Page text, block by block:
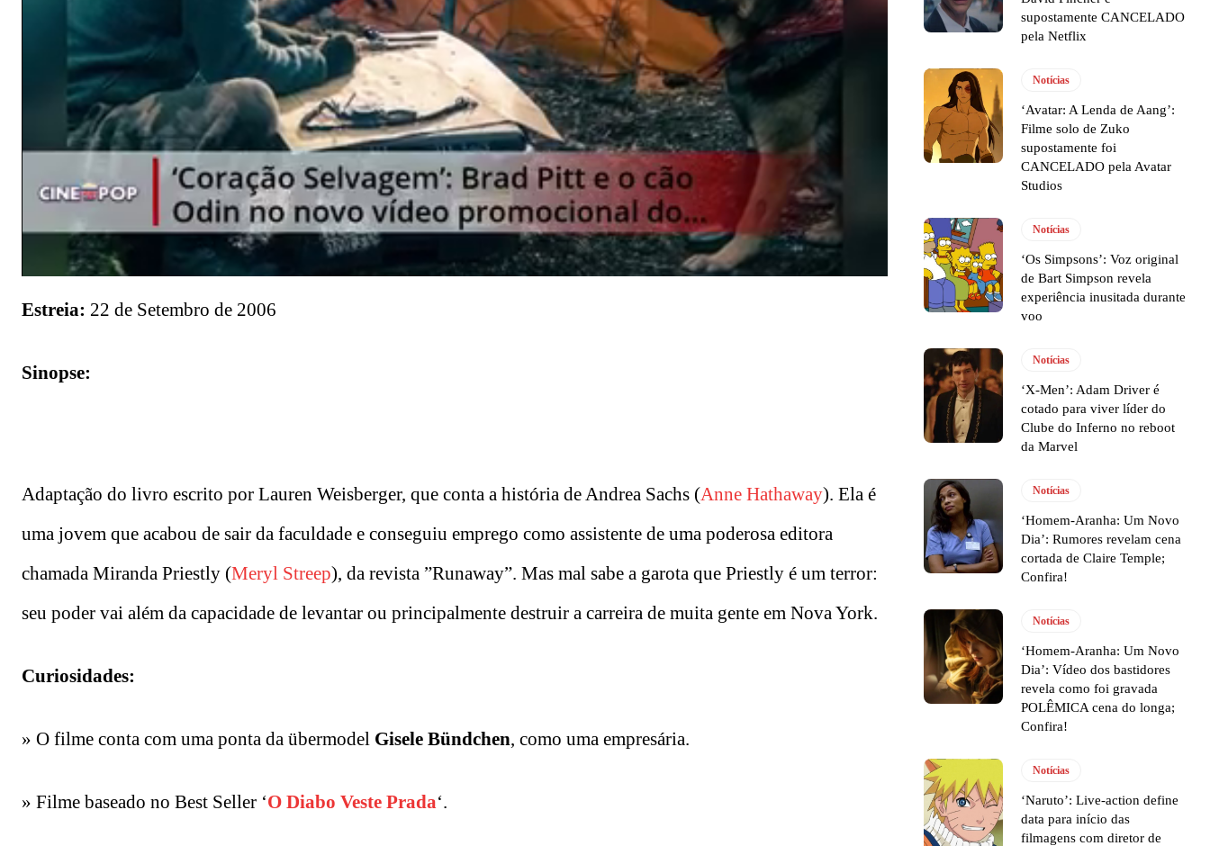
Estreia: 22 de Setembro de 2006
Sinopse:
Adaptação do livro escrito por Lauren Weisberger, que conta a história de Andrea Sachs (Anne Hathaway). Ela é
uma jovem que acabou de sair da faculdade e conseguiu emprego como assistente de uma poderosa editora
chamada Miranda Priestly (Meryl Streep), da revista ”Runaway”. Mas mal sabe a garota que Priestly é um terror:
seu poder vai além da capacidade de levantar ou principalmente destruir a carreira de muita gente em Nova York.
Curiosidades:
» O filme conta com uma ponta da übermodel Gisele Bündchen, como uma empresária.
» Filme baseado no Best Seller ‘O Diabo Veste Prada‘.
supostamente CANCELADO
pela Netflix
Notícias
‘Avatar: A Lenda de Aang’:
Filme solo de Zuko
supostamente foi
CANCELADO pela Avatar
Studios
Notícias
‘Os Simpsons’: Voz original
de Bart Simpson revela
experiência inusitada durante
voo
Notícias
‘X-Men’: Adam Driver é
cotado para viver líder do
Clube do Inferno no reboot
da Marvel
Notícias
‘Homem-Aranha: Um Novo
Dia’: Rumores revelam cena
cortada de Claire Temple;
Confira!
Notícias
‘Homem-Aranha: Um Novo
Dia’: Vídeo dos bastidores
revela como foi gravada
POLÊMICA cena do longa;
Confira!
Notícias
‘Naruto’: Live-action define
data para início das
filmagens com diretor de